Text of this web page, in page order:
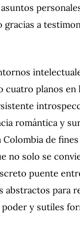
gracias a
planos en
romántica y
de
no solo se
puente
abstractos para
y sutiles